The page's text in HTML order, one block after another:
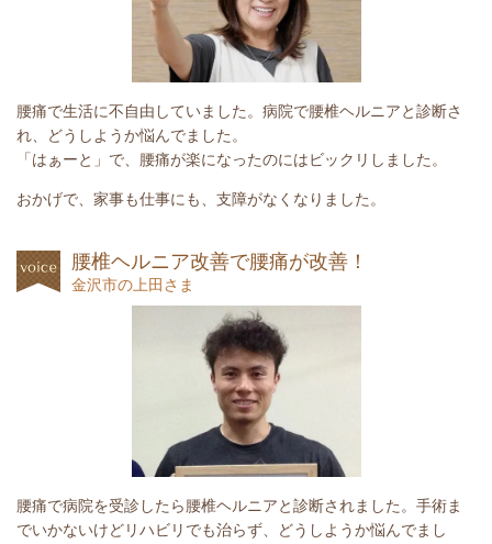
腰痛で生活に不自由していました。病院で腰椎ヘルニアと診断さ
れ、どうしようか悩んでました。
「はぁーと」で、腰痛が楽になったのにはビックリしました。
おかげで、家事も仕事にも、支障がなくなりました。
腰椎ヘルニア改善で腰痛が改善！
金沢市の上田さま
腰痛で病院を受診したら腰椎ヘルニアと診断されました。手術ま
でいかないけどリハビリでも治らず、どうしようか悩んでまし